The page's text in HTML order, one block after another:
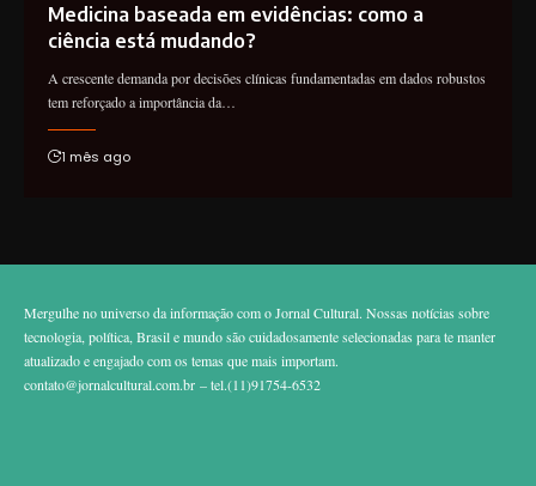
Medicina baseada em evidências: como a
ciência está mudando?
A crescente demanda por decisões clínicas fundamentadas em dados robustos
tem reforçado a importância da…
1 mês ago
Mergulhe no universo da informação com o Jornal Cultural. Nossas notícias sobre
tecnologia, política, Brasil e mundo são cuidadosamente selecionadas para te manter
atualizado e engajado com os temas que mais importam.
contato@jornalcultural.com.br – tel.(11)91754-6532